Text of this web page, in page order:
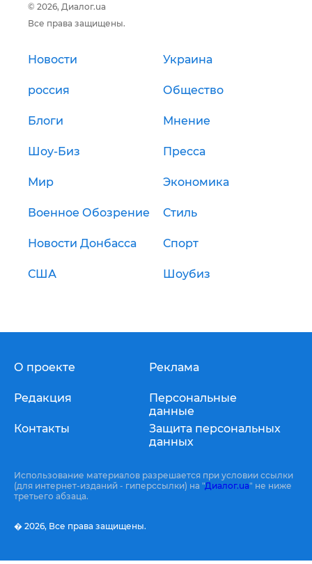
© 2026, Диалог.ua
Все права защищены.
Новости Украина
россия Общество
Блоги Мнение
Шоу-Биз Пресса
Мир Экономика
Военное Обозрение Стиль
Новости Донбасса Спорт
США Шоубиз
О проекте
Редакция
Контакты
Реклама
Персональные
данные
Защита персональных
данных
Использование материалов разрешается при условии ссылки
(для интернет-изданий - гиперссылки) на "Диалог.ua" не ниже
третьего абзаца.
� 2026, Все права защищены.